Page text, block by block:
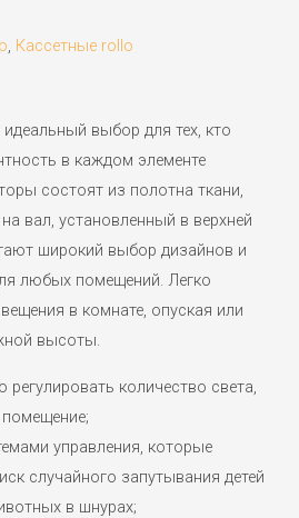
, Кассетные rollo
выбор для тех, кто
в каждом элементе
состоят из полотна ткани,
вал, установленный в верхней
широкий выбор дизайнов и
любых помещений. Легко
в комнате, опуская или
высоты.
количество света,
управления, которые
случайного запутывания детей
в шнурах;